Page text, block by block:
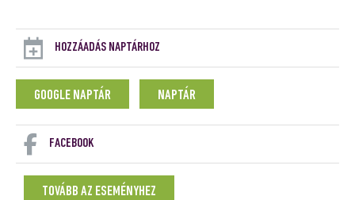
HOZZÁADÁS NAPTÁRHOZ
GOOGLE NAPTÁR NAPTÁR
FACEBOOK
TOVÁBB AZ ESEMÉNYHEZ